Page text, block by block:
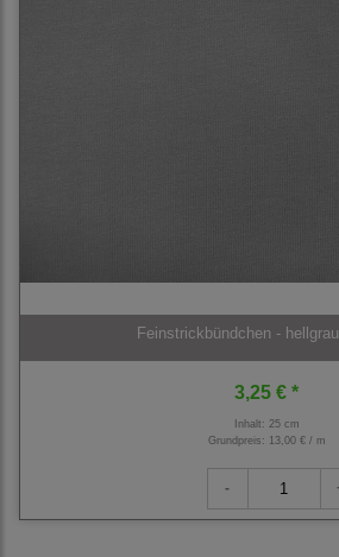
Feinstrickbündchen -
3,25 € *
Inhalt: 25 cm
Grundpreis: 13,00 € / m